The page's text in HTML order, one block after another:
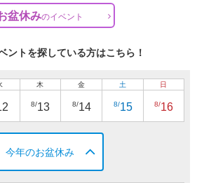
盆休みのイベント
ントを探している方はこちら！
木
8/13
金
8/14
土
8/15
日
8/16
今年のお盆休み